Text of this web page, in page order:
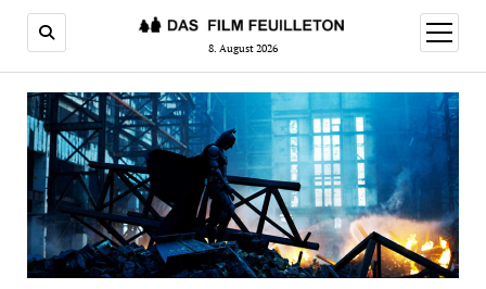
8. August 2026
Menü
öffnen